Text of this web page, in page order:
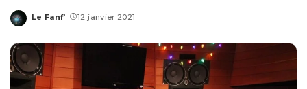
Posted
Le Fanf' 12 janvier 2021